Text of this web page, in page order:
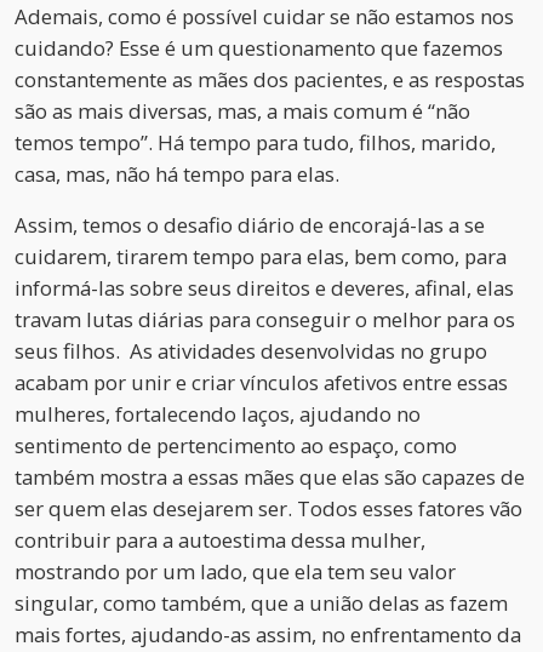
Ademais, como é possível cuidar se não estamos nos
cuidando? Esse é um questionamento que fazemos
constantemente as mães dos pacientes, e as respostas
são as mais diversas, mas, a mais comum é “não
temos tempo”. Há tempo para tudo, filhos, marido,
casa, mas, não há tempo para elas.
Assim, temos o desafio diário de encorajá-las a se
cuidarem, tirarem tempo para elas, bem como, para
informá-las sobre seus direitos e deveres, afinal, elas
travam lutas diárias para conseguir o melhor para os
seus filhos. As atividades desenvolvidas no grupo
acabam por unir e criar vínculos afetivos entre essas
mulheres, fortalecendo laços, ajudando no
sentimento de pertencimento ao espaço, como
também mostra a essas mães que elas são capazes de
ser quem elas desejarem ser. Todos esses fatores vão
contribuir para a autoestima dessa mulher,
mostrando por um lado, que ela tem seu valor
singular, como também, que a união delas as fazem
mais fortes, ajudando-as assim, no enfrentamento da